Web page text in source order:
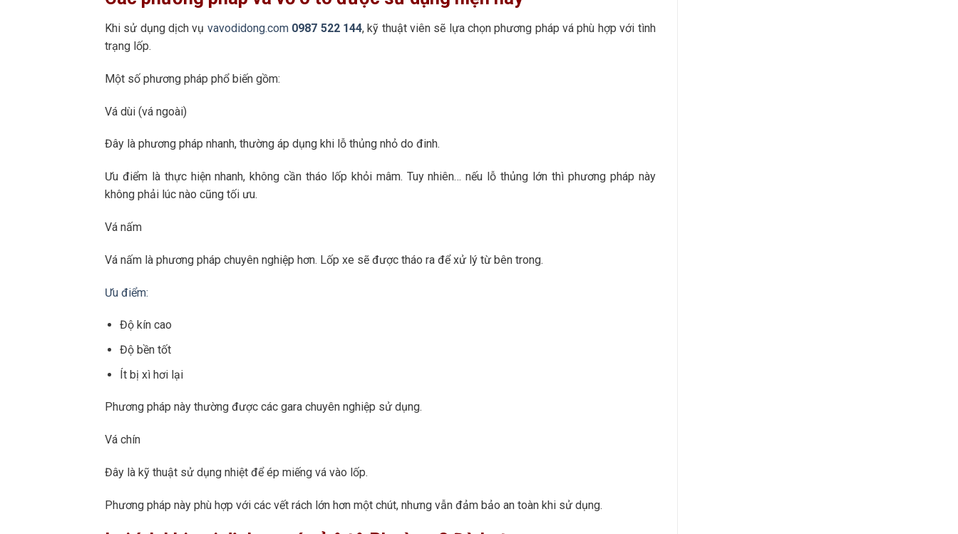
Khi sử dụng dịch vụ vavodidong.com 0987 522 144, kỹ thuật viên sẽ lựa chọn phương pháp vá phù hợp với tình
trạng lốp.
Một số phương pháp phổ biến gồm:
Vá dùi (vá ngoài)
Đây là phương pháp nhanh, thường áp dụng khi lỗ thủng nhỏ do đinh.
Ưu điểm là thực hiện nhanh, không cần tháo lốp khỏi mâm. Tuy nhiên… nếu lỗ thủng lớn thì phương pháp này
không phải lúc nào cũng tối ưu.
Vá nấm
Vá nấm là phương pháp chuyên nghiệp hơn. Lốp xe sẽ được tháo ra để xử lý từ bên trong.
Ưu điểm:
Độ kín cao
Độ bền tốt
Ít bị xì hơi lại
Phương pháp này thường được các gara chuyên nghiệp sử dụng.
Vá chín
Đây là kỹ thuật sử dụng nhiệt để ép miếng vá vào lốp.
Phương pháp này phù hợp với các vết rách lớn hơn một chút, nhưng vẫn đảm bảo an toàn khi sử dụng.